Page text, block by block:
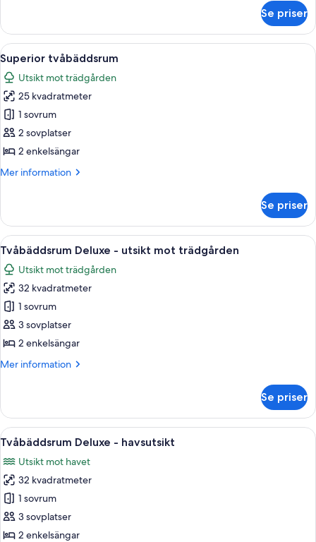
Double
Room
Se priser
Öppna
alla
foton
för
Superior
tvåbäddsrum
Ett hotellrum med två sängar, ett
2
Superior tvåbäddsrum
Utsikt mot trädgården
25 kvadratmeter
1 sovrum
2 sovplatser
2 enkelsängar
Mer information
Mer
tvåbäddsrum
Se priser
Öppna
alla
foton
för
Tvåbäddsrum
Deluxe
-
mot
Ett hotellrum med två sängar, ett
3
Tvåbäddsrum Deluxe - utsikt mot trädgården
Utsikt mot trädgården
32 kvadratmeter
1 sovrum
3 sovplatser
2 enkelsängar
Mer information
Mer
Deluxe
utsikt
trädgården
Se priser
Öppna
alla
foton
för
Tvåbäddsrum
Deluxe
-
Ett hotellrum med två sängar, ett
4
Tvåbäddsrum Deluxe - havsutsikt
Utsikt mot havet
32 kvadratmeter
1 sovrum
3 sovplatser
2 enkelsängar